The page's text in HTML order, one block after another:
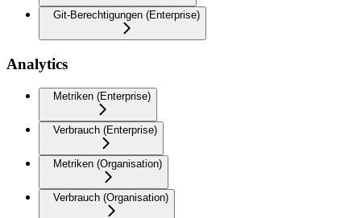
Git-Berechtigungen (Enterprise)
Analytics
Metriken (Enterprise)
Verbrauch (Enterprise)
Metriken (Organisation)
Verbrauch (Organisation)